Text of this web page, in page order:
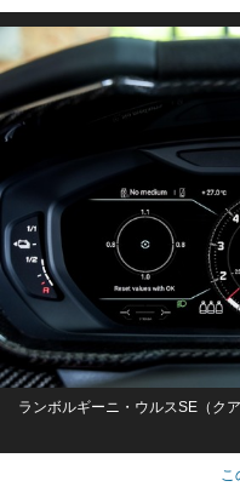
ランボルギーニ・ウルスSE（ク